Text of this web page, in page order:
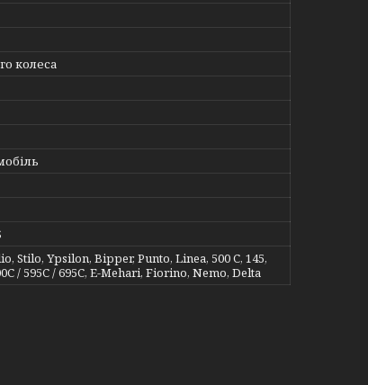
колеса
Stilo, Ypsilon, Bipper, Punto, Linea, 500 C, 145,
/ 595C / 695C, E-Mehari, Fiorino, Nemo, Delta